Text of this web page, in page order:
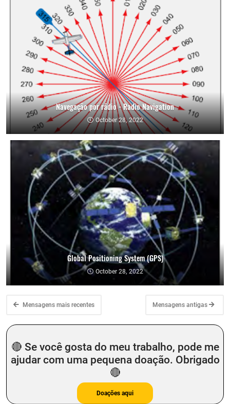
Navegação por rádio - Radio Navigation
October 28, 2022
Global Positioning System (GPS)
October 28, 2022
Mensagens mais recentes Mensagens antigas
🔴 Se você gosta do meu trabalho, pode me
ajudar com uma pequena doação. Obrigado
🔴
​Doações aqui